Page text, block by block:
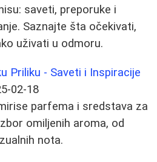
saveti, preporuke i
Saznajte šta očekivati,
uživati u odmoru.
Priliku - Saveti i Inspiracije
02-18
parfema i sredstava za
omiljenih aroma, od
nota.